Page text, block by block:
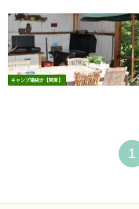
キャンプ場紹介【関東】
1